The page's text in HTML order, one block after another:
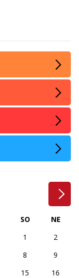
SO
NE
1
2
8
9
15
16